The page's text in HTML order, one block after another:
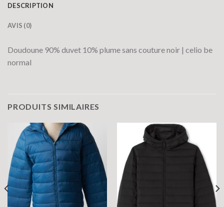
DESCRIPTION
AVIS (0)
Doudoune 90% duvet 10% plume sans couture noir | celio be
normal
PRODUITS SIMILAIRES